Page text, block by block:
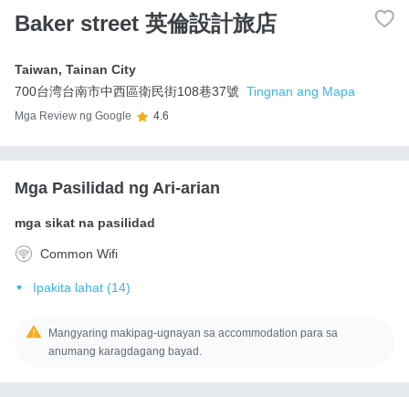
Baker street 英倫設計旅店
Taiwan, Tainan City
700台湾台南市中西區衛民街108巷37號 Tingnan ang Mapa
Mga Review ng Google 4.6
Mga Pasilidad ng Ari-arian
mga sikat na pasilidad
Common Wifi
Ipakita lahat (14)
Mangyaring makipag-ugnayan sa accommodation para sa
anumang karagdagang bayad.